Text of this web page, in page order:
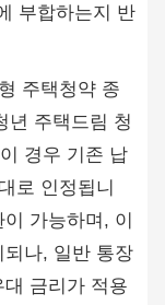
부합하는지 반
주택청약 종
년 주택드림 청
경우 기존 납
로 인정됩니
가능하며, 이
나, 일반 통장
금리가 적용